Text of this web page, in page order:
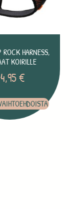
HARNESS,
KOIRILLE
€